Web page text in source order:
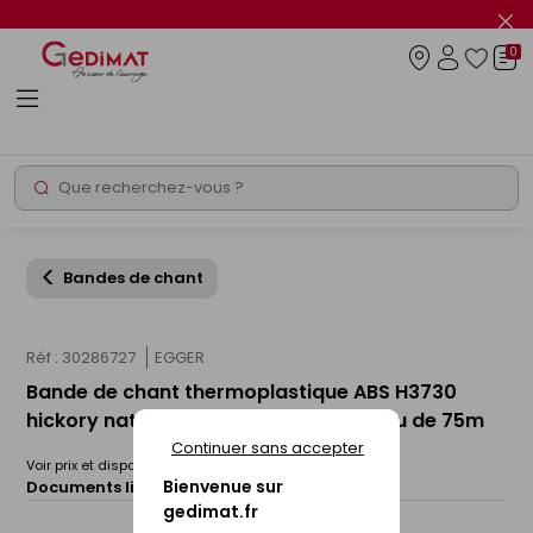
Bienvenue sur
gedimat.fr
Continuer sans accepter
le
info
Rechercher
0
Bandes de chant
Réf : 30286727 EGGER
Bande de chant thermoplastique ABS H3730
hickory naturel ST10 - 23x2mm rouleau de 75m
Voir prix et disponibilité en magasin
Documents liés : Fiche technique